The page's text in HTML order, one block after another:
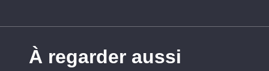
À regarder aussi